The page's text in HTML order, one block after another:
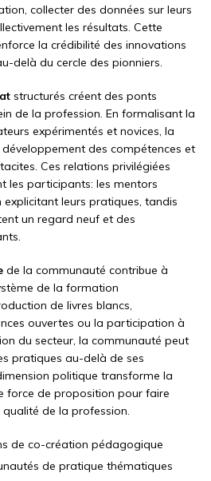
collecter des données sur leurs
les résultats. Cette
la crédibilité des innovations
delà du cercle des pionniers.
structurés créent des ponts
de la profession. En formalisant la
expérimentés et novices, la
des compétences et
Ces relations privilégiées
les participants: les mentors
leurs pratiques, tandis
un regard neuf et des
de la communauté contribue à
de la formation
de livres blancs,
ouvertes ou la participation à
du secteur, la communauté peut
pratiques au-delà de ses
politique transforme la
force de proposition pour faire
de la profession.
de co-création pédagogique
de pratique thématiques